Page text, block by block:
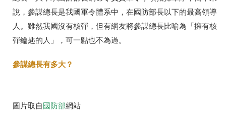
說，參謀總長是我國軍令體系中，在國防部長以下的最高領導
人。雖然我國沒有核彈，但有網友將參謀總長比喻為「擁有核
彈鑰匙的人」，可一點也不為過。
參謀總長有多大？
圖片取自 國防部網站